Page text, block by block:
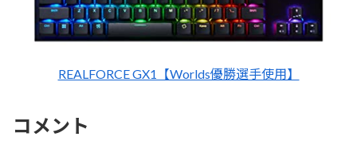
REALFORCE GX1【Worlds優勝選手使用】
コメント